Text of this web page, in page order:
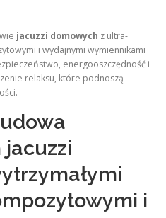
jacuzzi domowych z ultra-
i wydajnymi wymiennikami
energooszczędność i
relaksu, które podnoszą
jacuzzi
i